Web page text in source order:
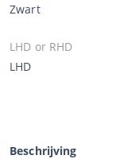
Zwart
LHD or RHD
LHD
Beschrijving